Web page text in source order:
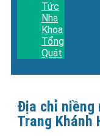
Tức
Nha
Khoa
Tổng
Quát
Địa chỉ niềng
Trang Khánh